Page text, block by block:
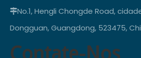
No.1, Hengli Chongde Road,
Dongguan, Guangdong, 523475,